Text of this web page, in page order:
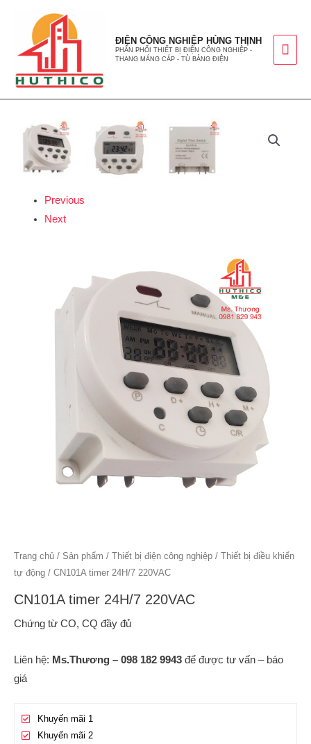
ĐIỆN CÔNG NGHIỆP HÙNG THỊNH
PHÂN PHỐI THIẾT BỊ ĐIỆN CÔNG NGHIỆP -
THANG MÁNG CÁP - TỦ BẢNG ĐIỆN
Previous
Next
Trang chủ / Sản phẩm / Thiết bị điện công nghiệp / Thiết bị điều khiển
tự động / CN101A timer 24H/7 220VAC
CN101A timer 24H/7 220VAC
Chứng từ CO, CQ đầy đủ
Liên hệ: Ms.Thương – 098 182 9943 để được tư vấn – báo
giá
Khuyến mãi 1
Khuyến mãi 2